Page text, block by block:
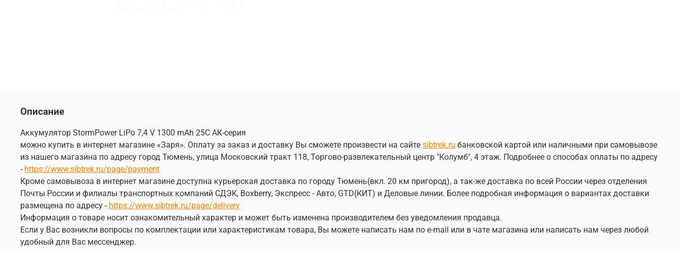
Описание
Аккумулятор StormPower LiPo 7,4 V 1300 mAh 25C АК-серия
можно купить в интернет магазине «Заря». Оплату за заказ и доставку Вы сможете произвести на сайте sibtrek.ru банковской картой или наличными при самовывозе
из нашего магазина по адресу город Тюмень, улица Московский тракт 118, Торгово-развлекательный центр "Колумб", 4 этаж. Подробнее о способах оплаты по адресу
- https://www.sibtrek.ru/page/payment
Кроме самовывоза в интернет магазине доступна курьерская доставка по городу Тюмень(вкл. 20 км пригород), а так-же доставка по всей России через отделения
Почты России и филиалы транспортных компаний СДЭК, Boxberry, Экспресс - Авто, GTD(КИТ) и Деловые линии. Более подробная информация о вариантах доставки
размещена по адресу - https://www.sibtrek.ru/page/delivery
Информация о товаре носит ознакомительный характер и может быть изменена производителем без уведомления продавца.
Если у Вас возникли вопросы по комплектации или характеристикам товара, Вы можете написать нам по e-mail или в чате магазина или написать нам через любой
удобный для Вас мессенджер.